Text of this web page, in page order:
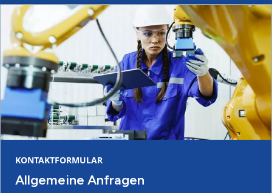
KONTAKTFORMULAR
Allgemeine Anfragen